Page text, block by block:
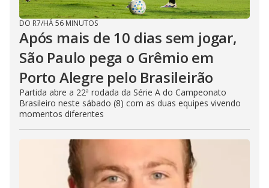
DO R7/HÁ 56 MINUTOS
Após mais de 10 dias sem jogar,
São Paulo pega o Grêmio em
Porto Alegre pelo Brasileirão
Partida abre a 22ª rodada da Série A do Campeonato
Brasileiro neste sábado (8) com as duas equipes vivendo
momentos diferentes